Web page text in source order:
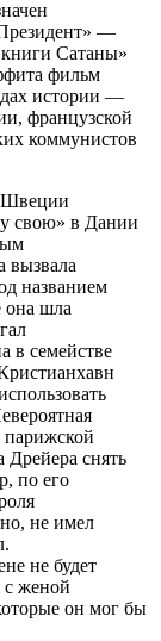
—
Сатаны»
фильм
истории —
французской
коммунистов
Швеции
свою» в Дании
вызвала
названием
она шла
в семействе
парижской
Дрейера снять
по его
не имел
не будет
с женой
он мог бы